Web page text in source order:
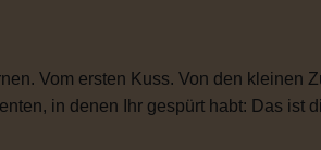
Vom ersten Kuss. Von den kleinen
in denen Ihr gespürt habt: Das ist